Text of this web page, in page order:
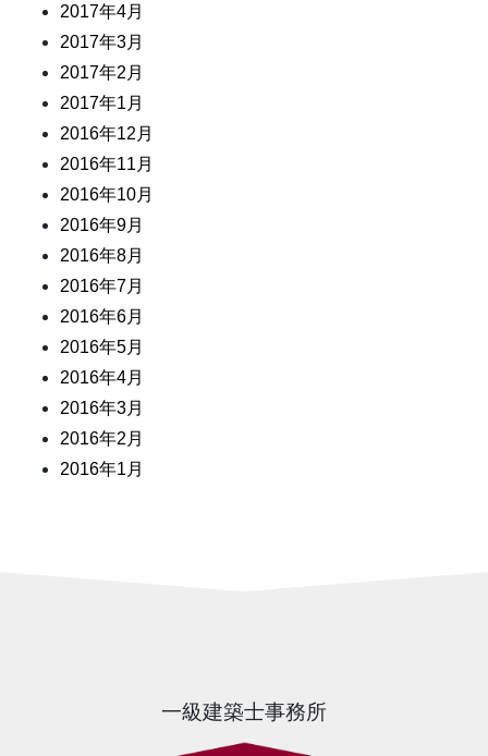
2017年4月
2017年3月
2017年2月
2017年1月
2016年12月
2016年11月
2016年10月
2016年9月
2016年8月
2016年7月
2016年6月
2016年5月
2016年4月
2016年3月
2016年2月
2016年1月
一級建築士事務所